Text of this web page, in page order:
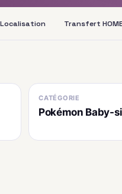
Localisation Transfert
CATÉGORIE
Pokémon Baby-